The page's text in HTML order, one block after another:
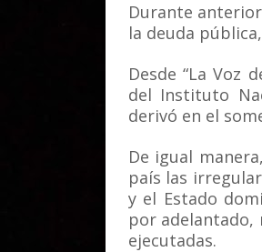
Durante
la deuda
Desde “La Voz
del Instituto
derivó en el
De igual
país las
y el Estado
por adelantado,
ejecutadas.